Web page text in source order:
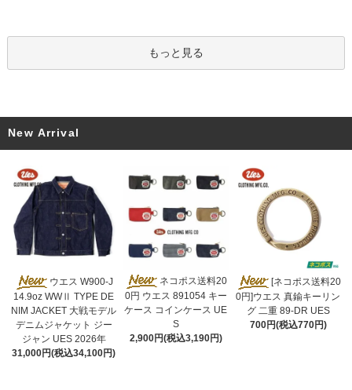
もっと見る
New Arrival
ウエス W900-J
14.9oz WWⅡ TYPE DE
NIM JACKET 大戦モデル
デニムジャケット ジー
ジャン UES 2026年
31,000円(税込34,100円)
ネコポス送料20
0円 ウエス 891054 キー
ケース コインケース UE
S
2,900円(税込3,190円)
[ネコポス送料20
0円]ウエス 真鍮キーリン
グ 二重 89-DR UES
700円(税込770円)